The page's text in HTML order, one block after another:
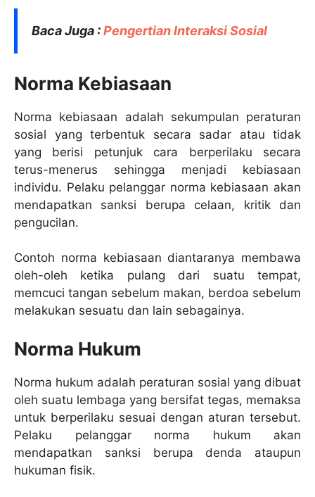
Baca Juga :Pengertian Interaksi Sosial
Norma Kebiasaan
Norma kebiasaan adalah sekumpulan peraturan
sosial yang terbentuk secara sadar atau tidak
yang berisi petunjuk cara berperilaku secara
terus-menerus sehingga menjadi kebiasaan
individu. Pelaku pelanggar norma kebiasaan akan
mendapatkan sanksi berupa celaan, kritik dan
pengucilan.
Contoh norma kebiasaan diantaranya membawa
oleh-oleh ketika pulang dari suatu tempat,
memcuci tangan sebelum makan, berdoa sebelum
melakukan sesuatu dan lain sebagainya.
Norma Hukum
Norma hukum adalah peraturan sosial yang dibuat
oleh suatu lembaga yang bersifat tegas, memaksa
untuk berperilaku sesuai dengan aturan tersebut.
Pelaku pelanggar norma hukum akan
mendapatkan sanksi berupa denda ataupun
hukuman fisik.